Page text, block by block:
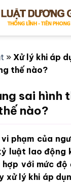
» Xử lý khi áp
thế nào?
sai hình
nào?
phạm của
luật lao động
với mức độ
xử lý khi áp